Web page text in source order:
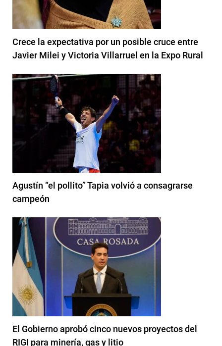
Crece la expectativa por un posible cruce entre
Javier Milei y Victoria Villarruel en la Expo Rural
Agustín “el pollito” Tapia volvió a consagrarse
campeón
El Gobierno aprobó cinco nuevos proyectos del
RIGI para minería, gas y litio